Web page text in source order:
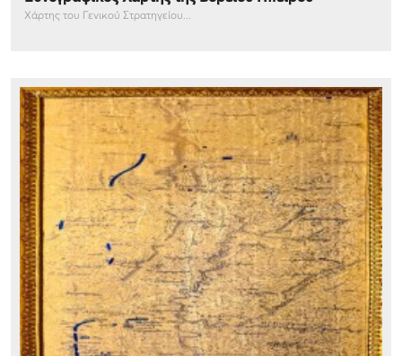
Χάρτης του Γενικού Στρατηγείου...